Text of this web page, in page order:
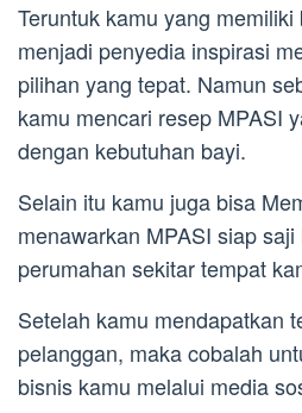
Teruntuk kamu yang
menjadi penyedia inspirasi
pilihan yang tepat. Namun
kamu mencari resep MPASI
dengan kebutuhan bayi.
Selain itu kamu juga bisa
menawarkan MPASI siap
perumahan sekitar tempat
Setelah kamu mendapatkan
pelanggan, maka cobalah
bisnis kamu melalui media